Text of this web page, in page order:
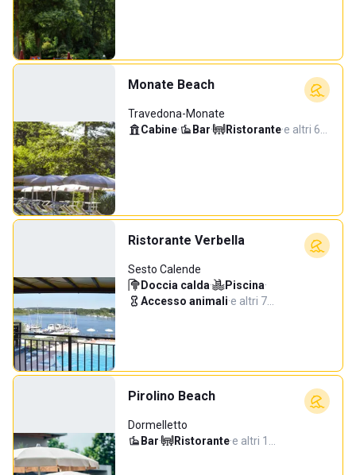
Monate Beach
Travedona-Monate
Cabine· Bar· Ristorante·e altri 6…
Ristorante Verbella
Sesto Calende
Doccia calda· Piscina·
Accesso animali·e altri 7…
Pirolino Beach
Dormelletto
Bar· Ristorante·e altri 1…